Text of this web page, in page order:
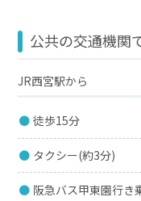
公共の交通機関
JR西宮駅から
徒歩15分
タクシー(約3分)
阪急バス甲東園行